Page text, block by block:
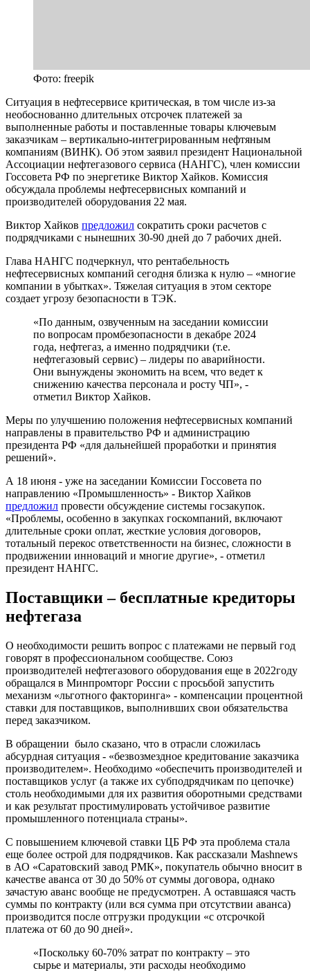
Фото: freepik
Ситуация в нефтесервисе критическая, в том числе из-за
необоснованно длительных отсрочек платежей за
выполненные работы и поставленные товары ключевым
заказчикам – вертикально-интегрированным нефтяным
компаниям (ВИНК). Об этом заявил президент Национальной
Ассоциации нефтегазового сервиса (НАНГС), член комиссии
Госсовета РФ по энергетике Виктор Хайков. Комиссия
обсуждала проблемы нефтесервисных компаний и
производителей оборудования 22 мая.
Виктор Хайков предложил сократить сроки расчетов с
подрядчиками с нынешних 30-90 дней до 7 рабочих дней.
Глава НАНГС подчеркнул, что рентабельность
нефтесервисных компаний сегодня близка к нулю – «многие
компании в убытках». Тяжелая ситуация в этом секторе
создает угрозу безопасности в ТЭК.
«По данным, озвученным на заседании комиссии
по вопросам промбезопасности в декабре 2024
года, нефтегаз, а именно подрядчики (т.е.
нефтегазовый сервис) – лидеры по аварийности.
Они вынуждены экономить на всем, что ведет к
снижению качества персонала и росту ЧП», -
отметил Виктор Хайков.
Меры по улучшению положения нефтесервисных компаний
направлены в правительство РФ и администрацию
президента РФ «для дальнейшей проработки и принятия
решений».
А 18 июня - уже на заседании Комиссии Госсовета по
направлению «Промышленность» - Виктор Хайков
предложил провести обсуждение системы госзакупок.
«Проблемы, особенно в закупках госкомпаний, включают
длительные сроки оплат, жесткие условия договоров,
тотальный перекос ответственности на бизнес, сложности в
продвижении инноваций и многие другие», - отметил
президент НАНГС.
Поставщики – бесплатные кредиторы
нефтегаза
О необходимости решить вопрос с платежами не первый год
говорят в профессиональном сообществе. Союз
производителей нефтегазового оборудования еще в 2022году
обращался в Минпромторг России с просьбой запустить
механизм «льготного факторинга» - компенсации процентной
ставки для поставщиков, выполнивших свои обязательства
перед заказчиком.
В обращении было сказано, что в отрасли сложилась
абсурдная ситуация - «безвозмездное кредитование заказчика
производителем». Необходимо «обеспечить производителей и
поставщиков услуг (а также их субподрядчикам по цепочке)
столь необходимыми для их развития оборотными средствами
и как результат простимулировать устойчивое развитие
промышленного потенциала страны».
С повышением ключевой ставки ЦБ РФ эта проблема стала
еще более острой для подрядчиков. Как рассказали Mashnews
в АО «Саратовский завод РМК», покупатель обычно вносит в
качестве аванса от 30 до 50% от суммы договора, однако
зачастую аванс вообще не предусмотрен. А оставшаяся часть
суммы по контракту (или вся сумма при отсутствии аванса)
производится после отгрузки продукции «с отсрочкой
платежа от 60 до 90 дней».
«Поскольку 60-70% затрат по контракту – это
сырье и материалы, эти расходы необходимо